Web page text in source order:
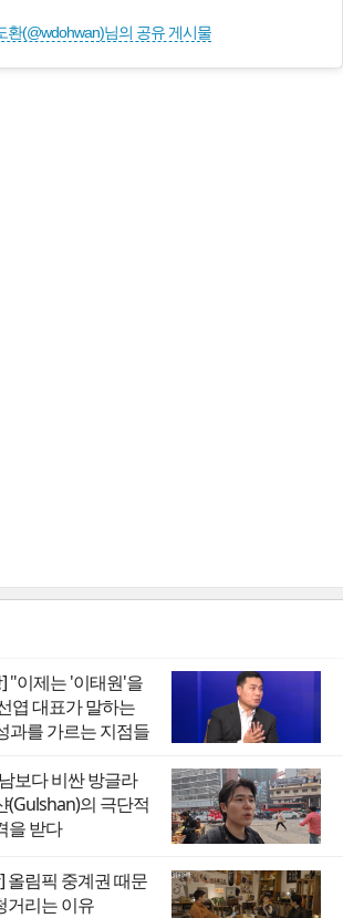
환(@wdohwan)님의 공유 게시물
"이제는 '이태원'을
엽 대표가 말하는
과를 가르는 지점들
보다 비싼 방글라
(Gulshan)의 극단적
을 받다
올림픽 중계권 때문
거리는 이유